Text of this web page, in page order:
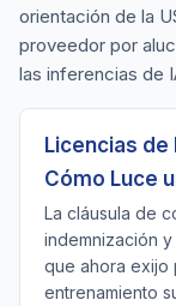
orientación de la
proveedor por
las inferencias de
Licencias de
Cómo Luce
La cláusula de
indemnización
que ahora exijo
entrenamiento